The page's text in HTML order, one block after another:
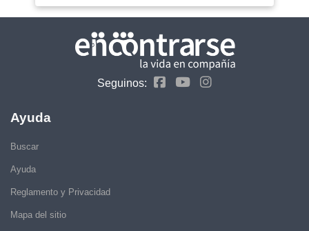
Seguinos:
Ayuda
Buscar
Ayuda
Reglamento y Privacidad
Mapa del sitio